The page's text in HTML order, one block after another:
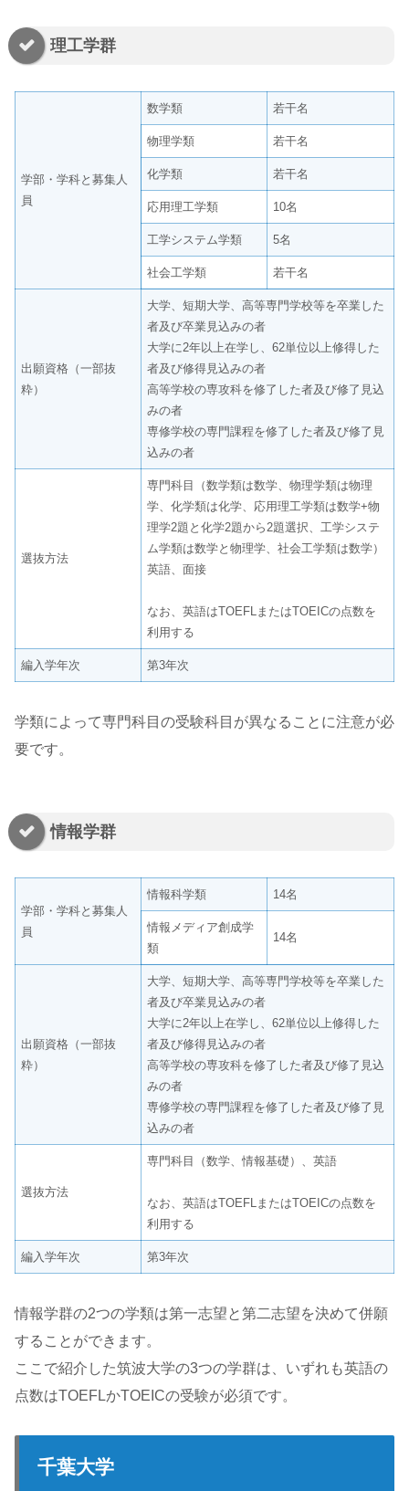
理工学群
学部・学科と募集人
員
数学類 若干名
物理学類 若干名
化学類 若干名
応用理工学類 10名
工学システム学類 5名
社会工学類 若干名
出願資格（一部抜
粋）
大学、短期大学、高等専門学校等を卒業した
者及び卒業見込みの者
大学に2年以上在学し、62単位以上修得した
者及び修得見込みの者
高等学校の専攻科を修了した者及び修了見込
みの者
専修学校の専門課程を修了した者及び修了見
込みの者
選抜方法
専門科目（数学類は数学、物理学類は物理
学、化学類は化学、応用理工学類は数学+物
理学2題と化学2題から2題選択、工学システ
ム学類は数学と物理学、社会工学類は数学）
英語、面接
なお、英語はTOEFLまたはTOEICの点数を
利用する
編入学年次 第3年次
学類によって専門科目の受験科目が異なることに注意が必
要です。
情報学群
学部・学科と募集人
員
情報科学類 14名
情報メディア創成学
類
14名
出願資格（一部抜
粋）
大学、短期大学、高等専門学校等を卒業した
者及び卒業見込みの者
大学に2年以上在学し、62単位以上修得した
者及び修得見込みの者
高等学校の専攻科を修了した者及び修了見込
みの者
専修学校の専門課程を修了した者及び修了見
込みの者
選抜方法
専門科目（数学、情報基礎）、英語
なお、英語はTOEFLまたはTOEICの点数を
利用する
編入学年次 第3年次
情報学群の2つの学類は第一志望と第二志望を決めて併願
することができます。
ここで紹介した筑波大学の3つの学群は、いずれも英語の
点数はTOEFLかTOEICの受験が必須です。
千葉大学